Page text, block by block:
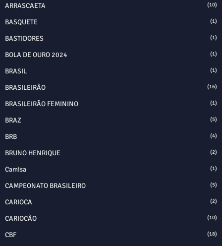
ARRASCAETA (10)
BASQUETE (1)
BASTIDORES (1)
BOLA DE OURO 2024 (1)
BRASIL (1)
BRASILEIRÃO (16)
BRASILEIRÃO FEMININO (1)
BRAZ (5)
BRB (4)
BRUNO HENRIQUE (2)
Camisa (1)
CAMPEONATO BRASILEIRO (5)
CARIOCA (2)
CARIOCÃO (10)
CBF (18)